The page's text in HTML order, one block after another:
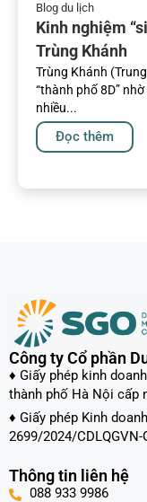
Blog du lịch
Kinh nghiệm
Trùng Khánh
Trùng Khánh
“thành phố 8D”
nhiều...
Đọc thêm
Công ty Cổ phần
♦ Giấy phép kinh
thành phố Hà Nội cấp
♦ Giấy phép Kinh
2699/2024/CDLQGVN-
Thông tin liên hệ
088 933 9986